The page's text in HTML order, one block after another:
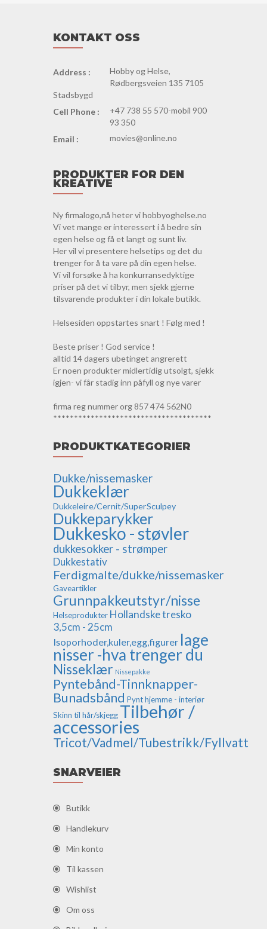
KONTAKT OSS
Address :
Hobby og Helse,
Rødbergsveien 135 7105
Stadsbygd
Cell Phone :
+47 738 55 570-mobil 900
93 350
Email :
movies@online.no
PRODUKTER FOR DEN
KREATIVE
Ny firmalogo,nå heter vi hobbyoghelse.no
Vi vet mange er interessert i å bedre sin
egen helse og få et langt og sunt liv.
Her vil vi presentere helsetips og det du
trenger for å ta vare på din egen helse.
Vi vil forsøke å ha konkurransedyktige
priser på det vi tilbyr, men sjekk gjerne
tilsvarende produkter i din lokale butikk.
Helsesiden oppstartes snart ! Følg med !
Beste priser ! God service !
alltid 14 dagers ubetinget angrerett
Er noen produkter midlertidig utsolgt, sjekk
igjen- vi får stadig inn påfyll og nye varer
firma reg nummer org 857 474 562N0
**************************************
PRODUKTKATEGORIER
Dukke/nissemasker
Dukkeklær
Dukkeleire/Cernit/SuperSculpey
Dukkeparykker
Dukkesko - støvler
dukkesokker - strømper
Dukkestativ
Ferdigmalte/dukke/nissemasker
Gaveartikler
Grunnpakkeutstyr/nisse
Helseprodukter Hollandske tresko
3,5cm - 25cm
Isoporhoder,kuler,egg,figurer lage
nisser -hva trenger du
Nisseklær Nissepakke
Pyntebånd-Tinnknapper-
Bunadsbånd Pynt hjemme - interiør
Skinn til hår/skjegg Tilbehør /
accessories
Tricot/Vadmel/Tubestrikk/Fyllvatt
SNARVEIER
Butikk
Handlekurv
Min konto
Til kassen
Wishlist
Om oss